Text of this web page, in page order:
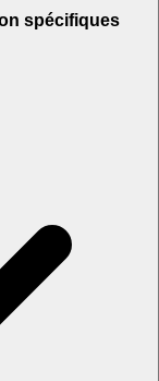
spécifiques